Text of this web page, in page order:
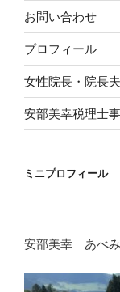
お問い合わせ
プロフィール
女性院長・院長
安部美幸税理士
ミニプロフィール
安部美幸 あべみ